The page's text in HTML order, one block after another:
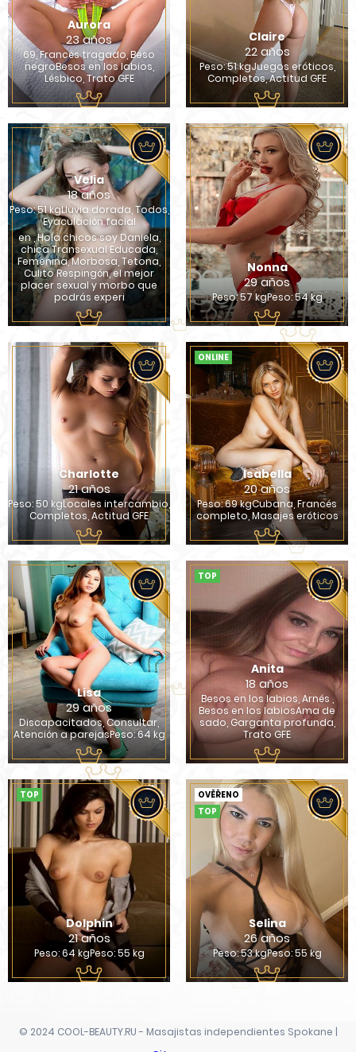
Aurora
23 años
69, Francés tragado, Beso
negroBesos en los labios,
Lésbico, Trato GFE
Claire
22 años
Peso: 51 kgJuegos eróticos,
Completos, Actitud GFE
Velia
18 años
Peso: 51 kgLluvia dorada, Todos,
Eyaculación facial
en , Hola chicos soy Daniela,
chica Transexual Educada,
Femenina, Morbosa, Tetona,
Culito Respingón, el mejor
placer sexual y morbo que
podrás experi
Nonna
29 años
Peso: 57 kgPeso: 54 kg
Charlotte
21 años
Peso: 50 kgLocales intercambio,
Completos, Actitud GFE
ONLINE
Isabella
20 años
Peso: 69 kgCubana, Francés
completo, Masajes eróticos
Lisa
29 años
Discapacitados, Consultar,
Atención a parejasPeso: 64 kg
TOP
Anita
18 años
Besos en los labios, Arnés ,
Besos en los labiosAma de
sado, Garganta profunda,
Trato GFE
TOP
Dolphin
21 años
Peso: 64 kgPeso: 55 kg
TOP
OVĚŘENO
Selina
26 años
Peso: 53 kgPeso: 55 kg
© 2024 COOL-BEAUTY.RU - Masajistas independientes Spokane |